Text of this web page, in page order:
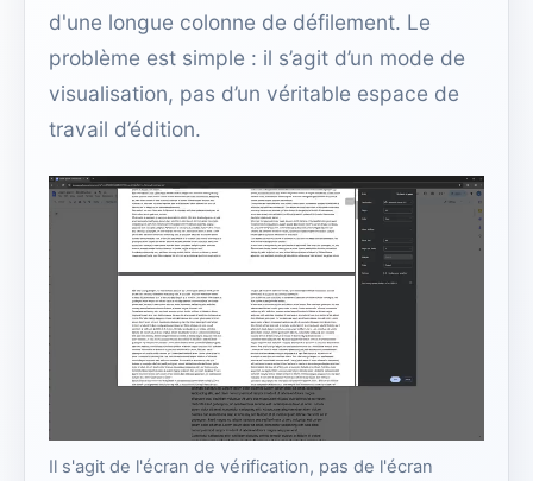
d'une longue colonne de défilement. Le
problème est simple : il s’agit d’un mode de
visualisation, pas d’un véritable espace de
travail d’édition.
Il s'agit de l'écran de vérification, pas de l'écran